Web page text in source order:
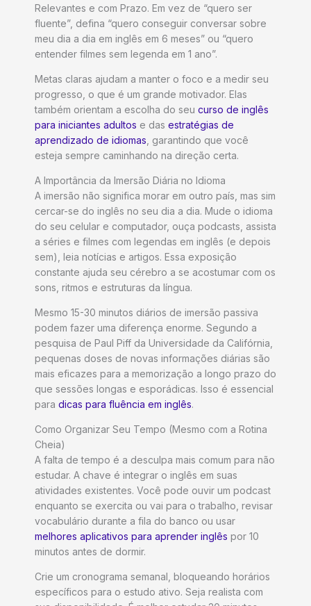
Relevantes e com Prazo. Em vez de “quero ser
fluente”, defina “quero conseguir conversar sobre
meu dia a dia em inglês em 6 meses” ou “quero
entender filmes sem legenda em 1 ano”.
Metas claras ajudam a manter o foco e a medir seu
progresso, o que é um grande motivador. Elas
também orientam a escolha do seu curso de inglês
para iniciantes adultos e das estratégias de
aprendizado de idiomas, garantindo que você
esteja sempre caminhando na direção certa.
A Importância da Imersão Diária no Idioma
A imersão não significa morar em outro país, mas sim
cercar-se do inglês no seu dia a dia. Mude o idioma
do seu celular e computador, ouça podcasts, assista
a séries e filmes com legendas em inglês (e depois
sem), leia notícias e artigos. Essa exposição
constante ajuda seu cérebro a se acostumar com os
sons, ritmos e estruturas da língua.
Mesmo 15-30 minutos diários de imersão passiva
podem fazer uma diferença enorme. Segundo a
pesquisa de Paul Piff da Universidade da Califórnia,
pequenas doses de novas informações diárias são
mais eficazes para a memorização a longo prazo do
que sessões longas e esporádicas. Isso é essencial
para dicas para fluência em inglês.
Como Organizar Seu Tempo (Mesmo com a Rotina
Cheia)
A falta de tempo é a desculpa mais comum para não
estudar. A chave é integrar o inglês em suas
atividades existentes. Você pode ouvir um podcast
enquanto se exercita ou vai para o trabalho, revisar
vocabulário durante a fila do banco ou usar
melhores aplicativos para aprender inglês por 10
minutos antes de dormir.
Crie um cronograma semanal, bloqueando horários
específicos para o estudo ativo. Seja realista com